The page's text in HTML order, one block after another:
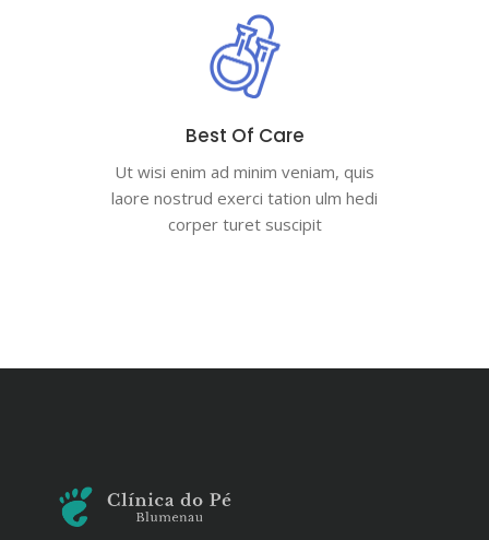
Best Of Care
Ut wisi enim ad minim veniam, quis
laore nostrud exerci tation ulm hedi
corper turet suscipit